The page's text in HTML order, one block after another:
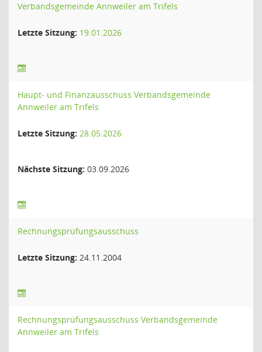
Verbandsgemeinde Annweiler am Trifels
Letzte Sitzung: 19.01.2026
Haupt- und Finanzausschuss Verbandsgemeinde
Annweiler am Trifels
Letzte Sitzung: 28.05.2026
Nächste Sitzung: 03.09.2026
Rechnungsprüfungsausschuss
Letzte Sitzung: 24.11.2004
Rechnungsprüfungsausschuss Verbandsgemeinde
Annweiler am Trifels